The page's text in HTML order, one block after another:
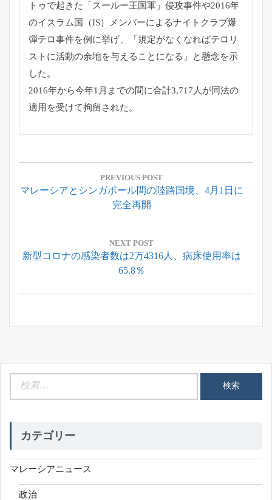
トゥで起きた「 スールー王国軍」侵攻事件や2016年
のイスラム国（IS）
メンバーによるナイトクラブ爆
弾テロ事件を例に挙げ、「 規定がなくなればテロリ
ストに活動の余地を与えることになる」
と懸念を示
した。
2016年から今年1月までの間に合計3,717人が同法の
適用を受けて拘留された。
投
ナ
シ
ン
PREVIOUS POST
Previous
マレーシアとシンガポール間の陸路国境、4月1日に
完全再開
NEXT POST
Next
新型コロナの感染者数は2万4316人、病床使用率は
65.8％
カテゴリー
マレーシアニュース
政治